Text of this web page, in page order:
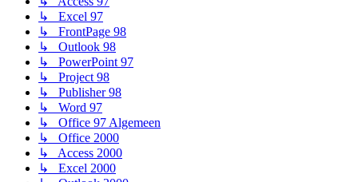
↳ Excel 97
↳ FrontPage 98
↳ Outlook 98
↳ PowerPoint 97
↳ Project 98
↳ Publisher 98
↳ Word 97
↳ Office 97 Algemeen
↳ Office 2000
↳ Access 2000
↳ Excel 2000